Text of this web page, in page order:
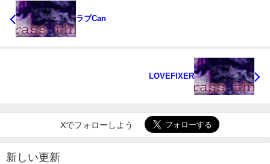
ラブCan
LOVEFIXER
Xでフォローしよう
新しい更新